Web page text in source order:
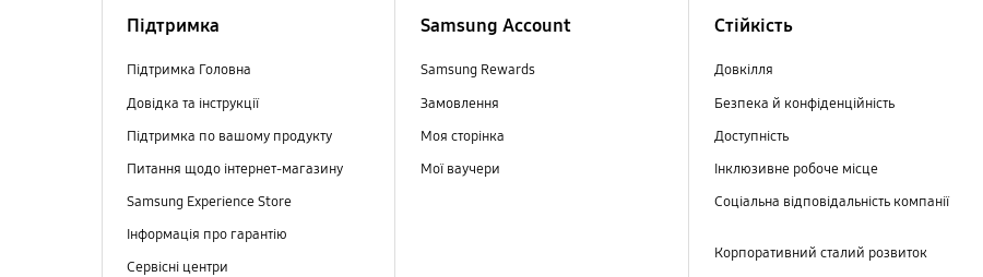
Підтримка
Підтримка Головна
Довідка та інструкції
Підтримка по вашому продукту
Питання щодо інтернет-магазину
Samsung Experience Store
Інформація про гарантію
Сервісні центри
Samsung Account
Samsung Rewards
Замовлення
Моя сторінка
Мої ваучери
Стійкість
Довкілля
Безпека й конфіденційність
Доступність
Інклюзивне робоче місце
Соціальна відповідальність компанії
Корпоративний сталий розвиток